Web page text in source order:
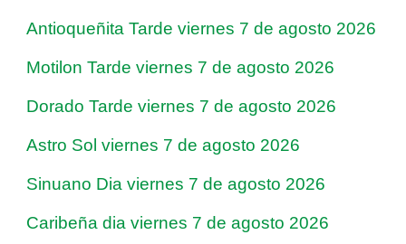
Antioqueñita Tarde viernes 7 de agosto 2026
Motilon Tarde viernes 7 de agosto 2026
Dorado Tarde viernes 7 de agosto 2026
Astro Sol viernes 7 de agosto 2026
Sinuano Dia viernes 7 de agosto 2026
Caribeña dia viernes 7 de agosto 2026